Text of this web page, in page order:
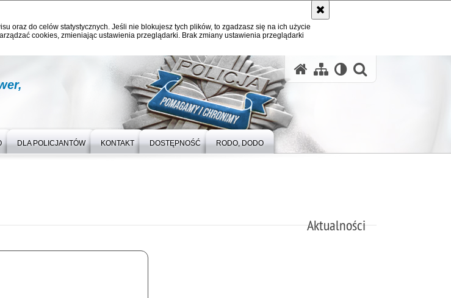
oraz do celów statystycznych. Jeśli nie blokujesz tych plików, to zgadzasz się na ich użycie
cookies, zmieniając ustawienia przeglądarki. Brak zmiany ustawienia przeglądarki
DLA POLICJANTÓW KONTAKT DOSTĘPNOŚĆ RODO, DODO
Aktualności